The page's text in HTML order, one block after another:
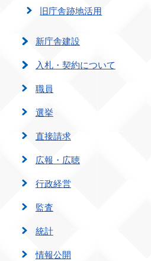
旧庁舎跡地活用
新庁舎建設
入札・契約について
職員
選挙
直接請求
広報・広聴
行政経営
監査
統計
情報公開